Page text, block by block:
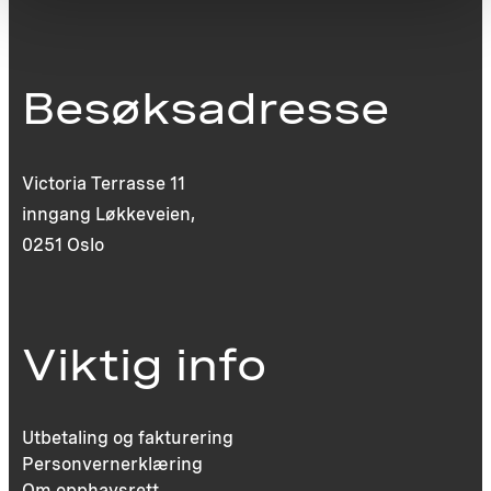
Besøksadresse
Victoria Terrasse 11
inngang Løkkeveien,
0251 Oslo
Viktig info
Utbetaling og fakturering
Personvernerklæring